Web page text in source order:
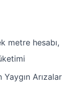
metre hesabı,
Yaygın Arızalar